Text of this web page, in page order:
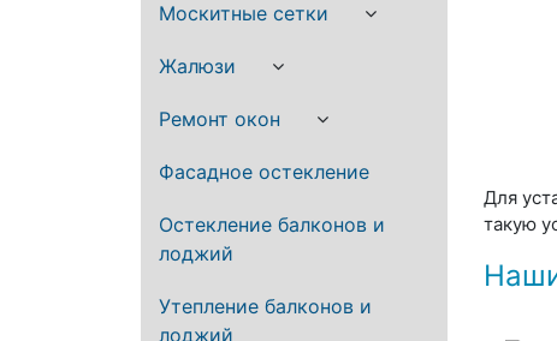
Москитные сетки
Жалюзи
Ремонт окон
Фасадное остекление
Остекление балконов и
лоджий
Утепление балконов и
лоджий
Для
такую